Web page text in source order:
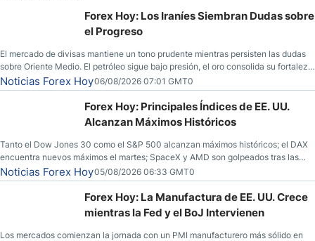
Forex Hoy: Los Iraníes Siembran Dudas sobre
el Progreso
El mercado de divisas mantiene un tono prudente mientras persisten las dudas
sobre Oriente Medio. El petróleo sigue bajo presión, el oro consolida su fortaleza
y los operadores esperan nuevas referencias económicas desde Estados
Unidos.
Noticias Forex Hoy06/08/2026 07:01 GMT0
Forex Hoy: Principales Índices de EE. UU.
Alcanzan Máximos Históricos
Tanto el Dow Jones 30 como el S&P 500 alcanzan máximos históricos; el DAX
encuentra nuevos máximos el martes; SpaceX y AMD son golpeados tras las
llamadas de ganancias; el petróleo crudo cae por debajo de los $80 con nuevas
esperanzas; el dólar estadounidense continúa intentando estabilizarse frente al
yen; el peso mexicano ve un repunte a medida que las tasas caen en EE. UU.
Noticias Forex Hoy05/08/2026 06:33 GMT0
Forex Hoy: La Manufactura de EE. UU. Crece
mientras la Fed y el BoJ Intervienen
Los mercados comienzan la jornada con un PMI manufacturero más sólido en